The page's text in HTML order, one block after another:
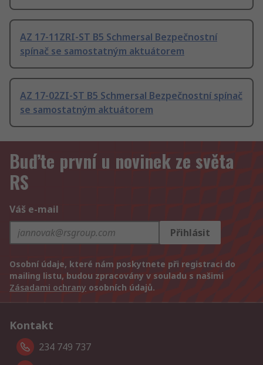
AZ 17-11ZRI-ST B5 Schmersal Bezpečnostní
spínač se samostatným aktuátorem
AZ 17-02ZI-ST B5 Schmersal Bezpečnostní spínač
se samostatným aktuátorem
Buďte první u novinek ze světa
RS
Váš e-mail
Přihlásit
Osobní údaje, které nám poskytnete při registraci do
mailing listu, budou zpracovány v souladu s našimi
Zásadami ochrany osobních údajů.
Kontakt
234 749 737